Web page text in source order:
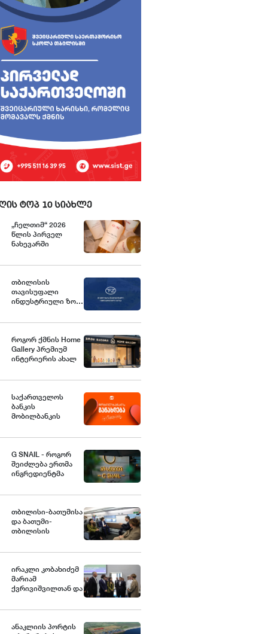
ტოპ 10 სიახლე
„ჩელთიმ“ 2026
წლის პირველ
ნახევარში
საერთაშორისო
გააძლიერა
თბილისის
თავისუფალი
ინდუსტრიული ზონა
ავრცელებს
როგორ ქმნის Home
Gallery პრემიუმ
ინტერიერის ახალ
საქართველოში
საქართველოს
ბანკის
მობილბანკის
ახალი
G SNAIL - როგორ
შეიძლება ერთმა
ინგრედიენტმა
საერთაშორისო
კონცეფციას
ჩაუყაროს
საფუძველი
თბილისი-ბათუმისა
და ბათუმი-
თბილისის
მატარებლით
ხანგრძლივობა 4
საათამდე
შემცირდა -
თბილისის
საქართველოს
ირაკლი კობახიძემ
მარიამ
ქვრივიშვილთან და
პატარაძესთან
სახელმწიფო
ანაკლიის პორტის